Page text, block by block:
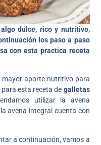
dulce, rico y nutritivo,
los paso a paso
con esta practica receta
mayor aporte nutritivo para
esta receta de galletas
utilizar la avena
avena integral cuenta con
a continuación, vamos a